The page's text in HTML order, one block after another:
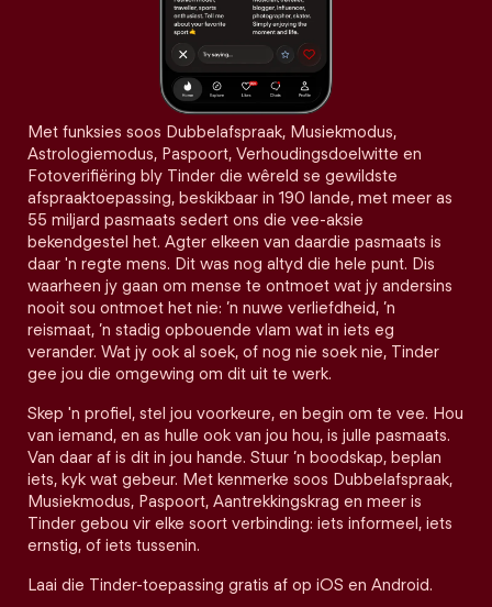
Met funksies soos Dubbelafspraak, Musiekmodus,
Astrologiemodus, Paspoort, Verhoudingsdoelwitte en
Fotoverifiëring bly Tinder die wêreld se gewildste
afspraaktoepassing, beskikbaar in 190 lande, met meer as
55 miljard pasmaats sedert ons die vee-aksie
bekendgestel het. Agter elkeen van daardie pasmaats is
daar 'n regte mens. Dit was nog altyd die hele punt. Dis
waarheen jy gaan om mense te ontmoet wat jy andersins
nooit sou ontmoet het nie: ’n nuwe verliefdheid, ’n
reismaat, ’n stadig opbouende vlam wat in iets eg
verander. Wat jy ook al soek, of nog nie soek nie, Tinder
gee jou die omgewing om dit uit te werk.
Skep 'n profiel, stel jou voorkeure, en begin om te vee. Hou
van iemand, en as hulle ook van jou hou, is julle pasmaats.
Van daar af is dit in jou hande. Stuur ’n boodskap, beplan
iets, kyk wat gebeur. Met kenmerke soos Dubbelafspraak,
Musiekmodus, Paspoort, Aantrekkingskrag en meer is
Tinder gebou vir elke soort verbinding: iets informeel, iets
ernstig, of iets tussenin.
Laai die Tinder-toepassing gratis af op iOS en Android.